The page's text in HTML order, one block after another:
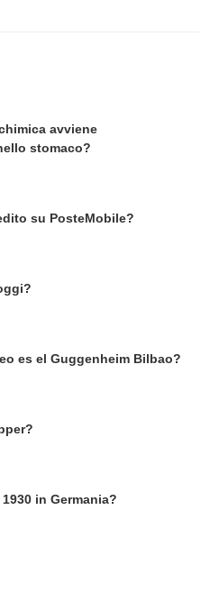
avviene
stomaco?
su PosteMobile?
es el Guggenheim Bilbao?
in Germania?